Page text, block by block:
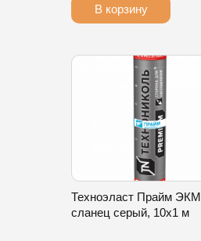
В корзину
Техноэласт Прайм ЭКМ
сланец серый, 10х1 м